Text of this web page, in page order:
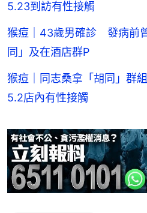
5.23到訪有性接觸
猴痘｜43歲男確診 發病前
同」及在酒店群P
猴痘｜同志桑拿「胡同」群
5.2店內有性接觸